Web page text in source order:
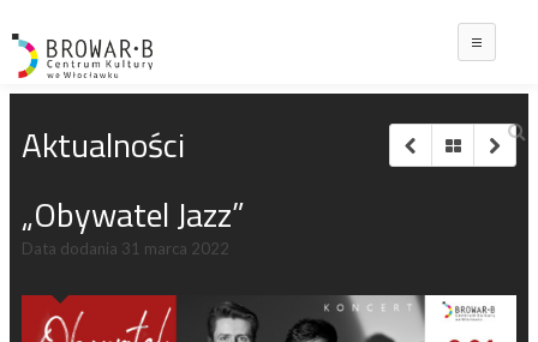
Aktualności
„Obywatel Jazz”
Data dodania 31 marca 2022